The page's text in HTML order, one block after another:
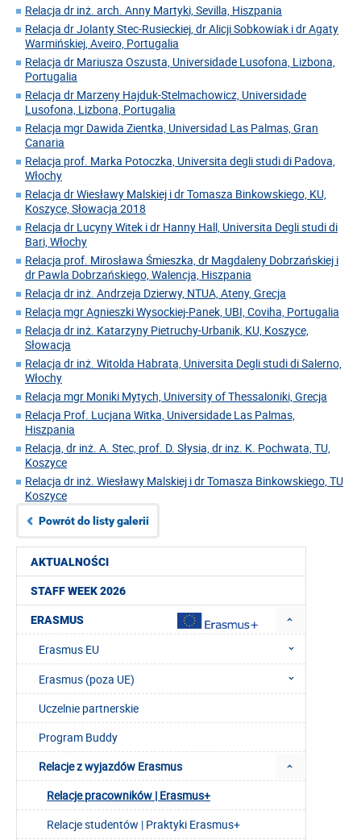
AKTUALNOŚCI
STAFF WEEK 2026
ERASMUS
Erasmus EU
Erasmus (poza UE)
Uczelnie partnerskie
Program Buddy
Relacje z wyjazdów Erasmus
Relacje pracowników | Erasmus+
Relacje studentów | Praktyki Erasmus+
Relacja dr inż. arch. Anny Martyki, Sevilla, Hiszpania
Relacja dr Jolanty Stec-Rusieckiej, dr Alicji Sobkowiak i dr Agaty
Warmińskiej, Aveiro, Portugalia
Relacja dr Mariusza Oszusta, Universidade Lusofona, Lizbona,
Portugalia
Relacja dr Marzeny Hajduk-Stelmachowicz, Universidade
Lusofona, Lizbona, Portugalia
Relacja mgr Dawida Zientka, Universidad Las Palmas, Gran
Canaria
Relacja prof. Marka Potoczka, Universita degli studi di Padova,
Włochy
Relacja dr Wiesławy Malskiej i dr Tomasza Binkowskiego, KU,
Koszyce, Słowacja 2018
Relacja dr Lucyny Witek i dr Hanny Hall, Universita Degli studi di
Bari, Włochy
Relacja prof. Mirosława Śmieszka, dr Magdaleny Dobrzańskiej i
dr Pawla Dobrzańskiego, Walencja, Hiszpania
Relacja dr inż. Andrzeja Dzierwy, NTUA, Ateny, Grecja
Relacja mgr Agnieszki Wysockiej-Panek, UBI, Coviha, Portugalia
Relacja dr inż. Katarzyny Pietruchy-Urbanik, KU, Koszyce,
Słowacja
Relacja dr inż. Witolda Habrata, Universita Degli studi di Salerno,
Włochy
Relacja mgr Moniki Mytych, University of Thessaloniki, Grecja
Relacja Prof. Lucjana Witka, Universidade Las Palmas,
Hiszpania
Relacja, dr inż. A. Stec, prof. D. Słysia, dr inz. K. Pochwata, TU,
Koszyce
Relacja dr inż. Wiesławy Malskiej i dr Tomasza Binkowskiego, TU
Koszyce
Powrót do listy galerii